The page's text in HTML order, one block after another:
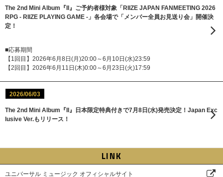
The 2nd Mini Album『II』ご予約者様対象「RIIZE JAPAN FANMEETING 2026
RPG - RIIZE PLAYING GAME -」各会場で「メンバー全員お見送り会」開催決
定！
■応募期間
【1回目】2026年6月8日(月)20:00～6月10日(水)23:59
【2回目】2026年6月11日(木)0:00～6月23日(火)17:59
2026/06/03
The 2nd Mini Album『II』日本限定特典付きで7月8日(水)発売決定！Japan Exc
lusive Ver.もリリース！
LINK
ユニバーサル ミュージック オフィシャルサイト